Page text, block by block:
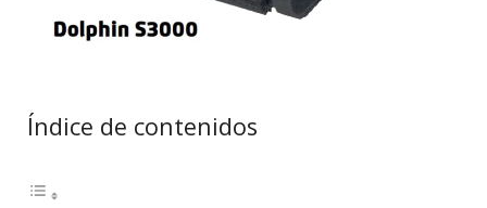
Índice de contenidos